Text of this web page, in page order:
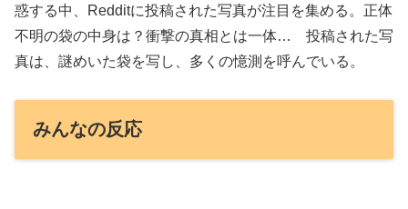
惑する中、Redditに投稿された写真が注目を集める。正体
不明の袋の中身は？衝撃の真相とは一体… 投稿された写
真は、謎めいた袋を写し、多くの憶測を呼んでいる。
みんなの反応